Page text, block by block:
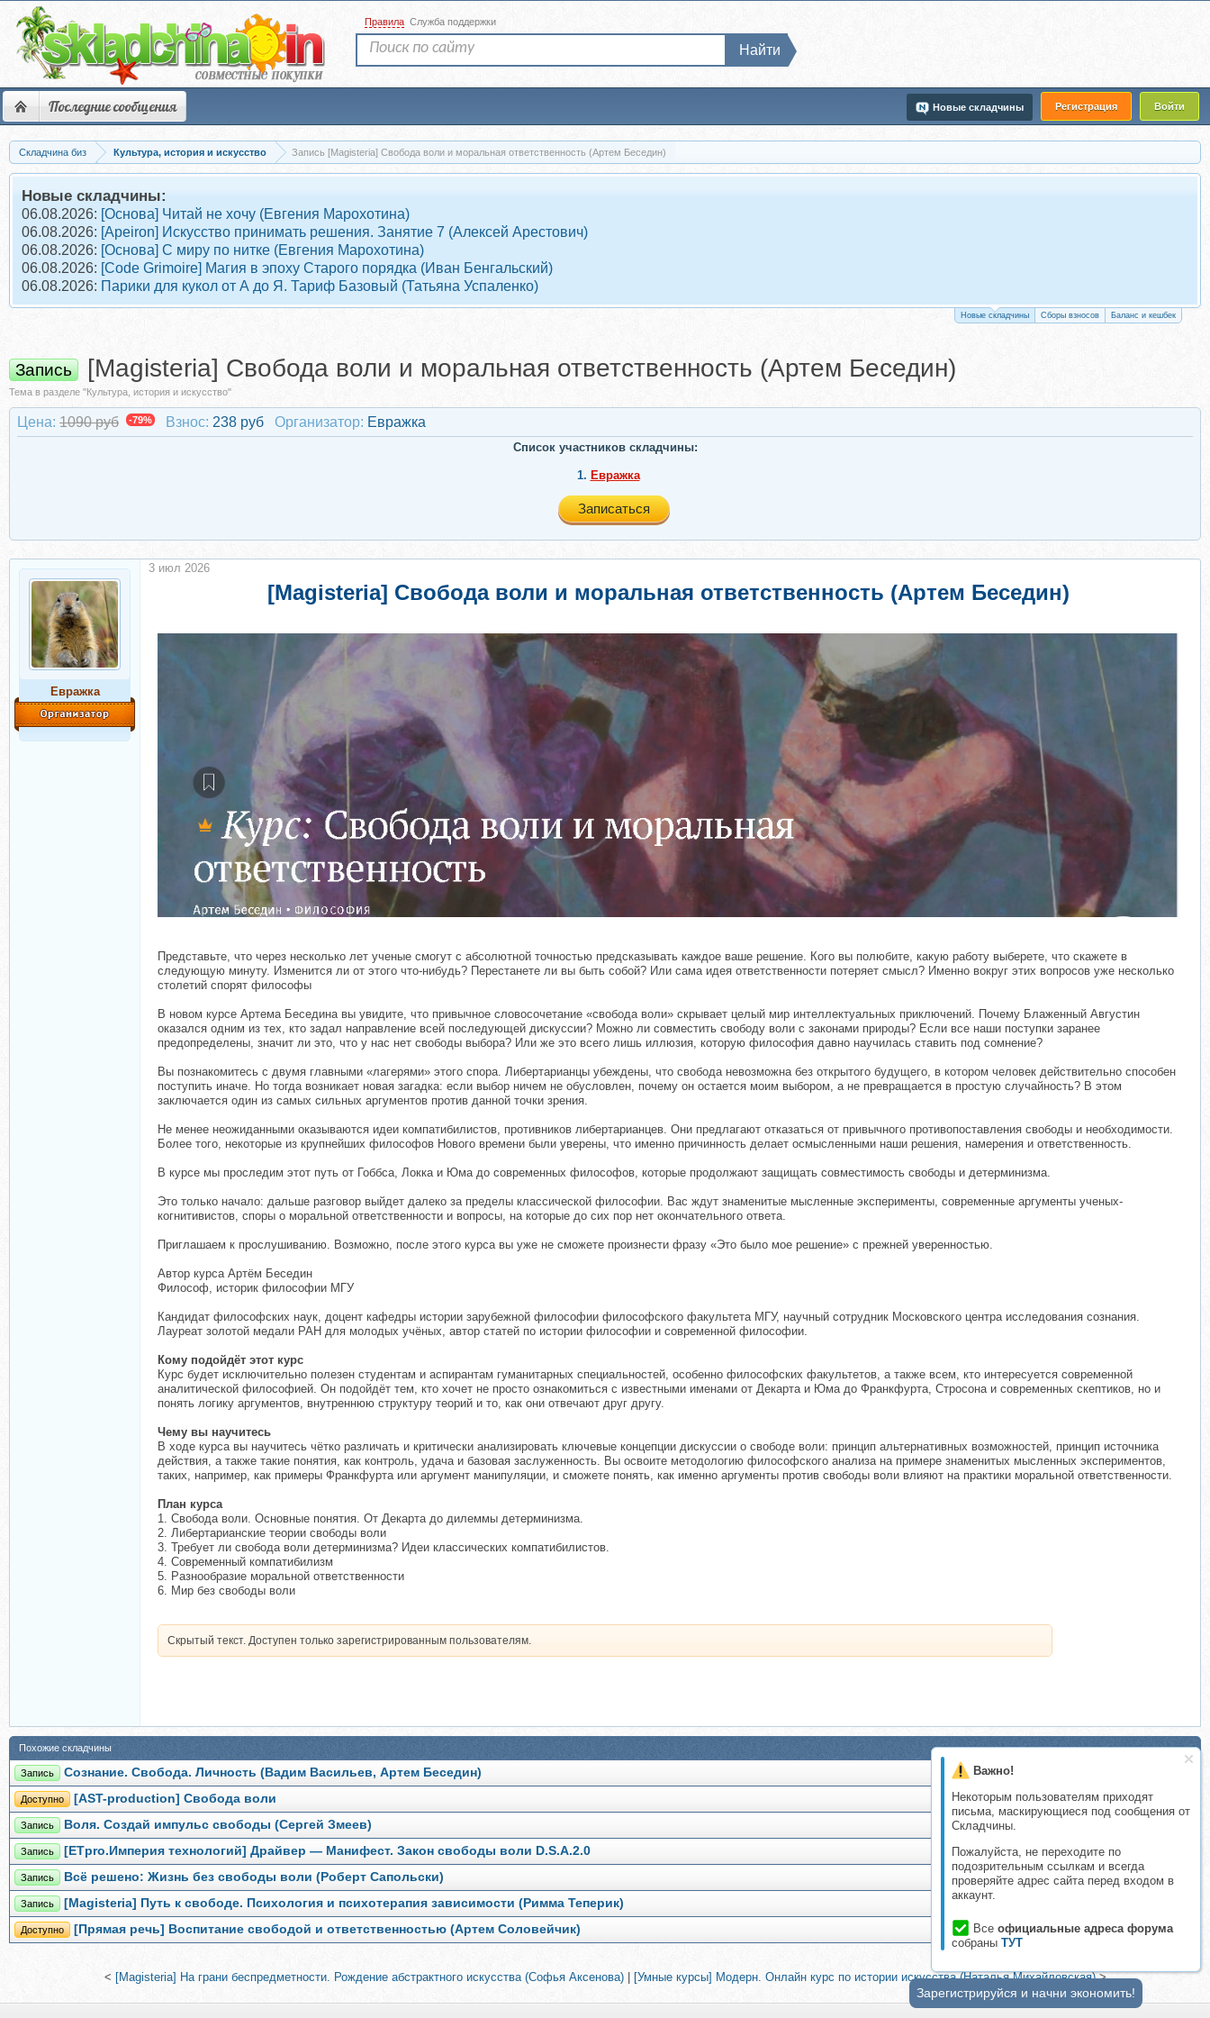
Последние сообщения Регистрация Войти
Новые складчины
Правила Служба поддержки
Найти
Складчина биз Культура, история и искусство Запись [Magisteria] Свобода воли и моральная ответственность (Артем Беседин)
Новые складчины:
06.08.2026: [Основа] Читай не хочу (Евгения Марохотина)
06.08.2026: [Apeiron] Искусство принимать решения. Занятие 7 (Алексей Арестович)
06.08.2026: [Основа] С миру по нитке (Евгения Марохотина)
06.08.2026: [Code Grimoire] Магия в эпоху Старого порядка (Иван Бенгальский)
06.08.2026: Парики для кукол от А до Я. Тариф Базовый (Татьяна Успаленко)
Новые складчины Сборы взносов Баланс и кешбек
Важно!
Некоторым пользователям приходят
письма, маскирующиеся под сообщения от
Складчины.
Пожалуйста, не переходите по
подозрительным ссылкам и всегда
проверяйте адрес сайта перед входом в
аккаунт.
Все официальные адреса форума
собраны ТУТ
Запись [Magisteria] Свобода воли и моральная ответственность (Артем Беседин)
Тема в разделе "Культура, история и искусство"
Цена: 1090 руб -79% Взнос: 238 руб Организатор: Евражкa
Список участников складчины:
1. Евражкa
Записаться
Евражкa
[Magisteria] Свобода воли и моральная ответственность (Артем Беседин)
Представьте, что через несколько лет ученые смогут с абсолютной точностью предсказывать каждое ваше решение. Кого вы полюбите, какую работу выберете, что скажете в
следующую минуту. Изменится ли от этого что-нибудь? Перестанете ли вы быть собой? Или сама идея ответственности потеряет смысл? Именно вокруг этих вопросов уже несколько
столетий спорят философы
В новом курсе Артема Беседина вы увидите, что привычное словосочетание «свобода воли» скрывает целый мир интеллектуальных приключений. Почему Блаженный Августин
оказался одним из тех, кто задал направление всей последующей дискуссии? Можно ли совместить свободу воли с законами природы? Если все наши поступки заранее
предопределены, значит ли это, что у нас нет свободы выбора? Или же это всего лишь иллюзия, которую философия давно научилась ставить под сомнение?
Вы познакомитесь с двумя главными «лагерями» этого спора. Либертарианцы убеждены, что свобода невозможна без открытого будущего, в котором человек действительно способен
поступить иначе. Но тогда возникает новая загадка: если выбор ничем не обусловлен, почему он остается моим выбором, а не превращается в простую случайность? В этом
заключается один из самых сильных аргументов против данной точки зрения.
Не менее неожиданными оказываются идеи компатибилистов, противников либертарианцев. Они предлагают отказаться от привычного противопоставления свободы и необходимости.
Более того, некоторые из крупнейших философов Нового времени были уверены, что именно причинность делает осмысленными наши решения, намерения и ответственность.
В курсе мы проследим этот путь от Гоббса, Локка и Юма до современных философов, которые продолжают защищать совместимость свободы и детерминизма.
Это только начало: дальше разговор выйдет далеко за пределы классической философии. Вас ждут знаменитые мысленные эксперименты, современные аргументы ученых-
когнитивистов, споры о моральной ответственности и вопросы, на которые до сих пор нет окончательного ответа.
Приглашаем к прослушиванию. Возможно, после этого курса вы уже не сможете произнести фразу «Это было мое решение» с прежней уверенностью.
Автор курса Артём Беседин
Философ, историк философии МГУ
Кандидат философских наук, доцент кафедры истории зарубежной философии философского факультета МГУ, научный сотрудник Московского центра исследования сознания.
Лауреат золотой медали РАН для молодых учёных, автор статей по истории философии и современной философии.
Кому подойдёт этот курс
Курс будет исключительно полезен студентам и аспирантам гуманитарных специальностей, особенно философских факультетов, а также всем, кто интересуется современной
аналитической философией. Он подойдёт тем, кто хочет не просто ознакомиться с известными именами от Декарта и Юма до Франкфурта, Стросона и современных скептиков, но и
понять логику аргументов, внутреннюю структуру теорий и то, как они отвечают друг другу.
Чему вы научитесь
В ходе курса вы научитесь чётко различать и критически анализировать ключевые концепции дискуссии о свободе воли: принцип альтернативных возможностей, принцип источника
действия, а также такие понятия, как контроль, удача и базовая заслуженность. Вы освоите методологию философского анализа на примере знаменитых мысленных экспериментов,
таких, например, как примеры Франкфурта или аргумент манипуляции, и сможете понять, как именно аргументы против свободы воли влияют на практики моральной ответственности.
План курса
1. Свобода воли. Основные понятия. От Декарта до дилеммы детерминизма.
2. Либертарианские теории свободы воли
3. Требует ли свобода воли детерминизма? Идеи классических компатибилистов.
4. Современный компатибилизм
5. Разнообразие моральной ответственности
6. Мир без свободы воли
Скрытый текст. Доступен только зарегистрированным пользователям.
3 июл 2026
Похожие складчины
Запись Сознание. Свобода. Личность (Вадим Васильев, Артем Беседин)
Доступно [AST-production] Свобода воли
Запись Воля. Создай импульс свободы (Сергей Змеев)
Запись [ETpro.Империя технологий] Драйвер — Манифест. Закон свободы воли D.S.A.2.0
Запись Всё решено: Жизнь без свободы воли (Роберт Сапольски)
Запись [Magisteria] Путь к свободе. Психология и психотерапия зависимости (Римма Теперик)
Доступно [Прямая речь] Воспитание свободой и ответственностью (Артем Соловейчик)
< [Magisteria] На грани беспредметности. Рождение абстрактного искусства (Софья Аксенова)| [Умные курсы] Модерн. Онлайн курс по истории искусства (Наталья Михайловская)>
Зарегистрируйся и начни экономить!